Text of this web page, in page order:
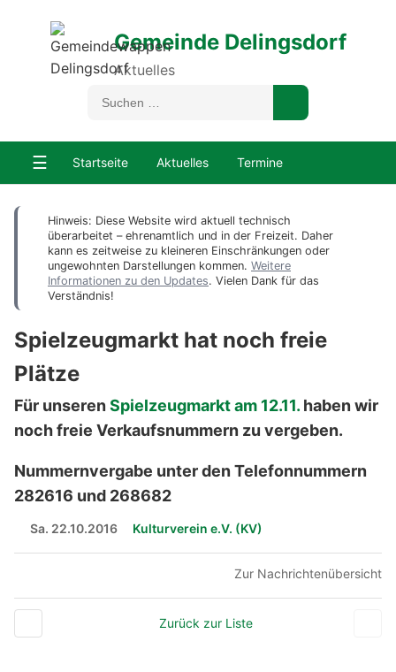
Gemeinde Delingsdorf
Aktuelles
☰ Startseite Aktuelles Termine
Hinweis: Diese Website wird aktuell technisch
überarbeitet – ehrenamtlich und in der Freizeit. Daher
kann es zeitweise zu kleineren Einschränkungen oder
ungewohnten Darstellungen kommen. Weitere
Informationen zu den Updates. Vielen Dank für das
Verständnis!
Spielzeugmarkt hat noch freie
Plätze
Für unserenSpielzeugmarkt am 12.11. haben wir
noch freie Verkaufsnummern zu vergeben.
Nummernvergabe unter den Telefonnummern
282616 und 268682
Sa. 22.10.2016 Kulturverein e.V. (KV)
Zur Nachrichtenübersicht
Zurück zur Liste